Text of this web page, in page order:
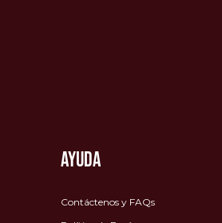
AYUDA
Contáctenos y FAQs